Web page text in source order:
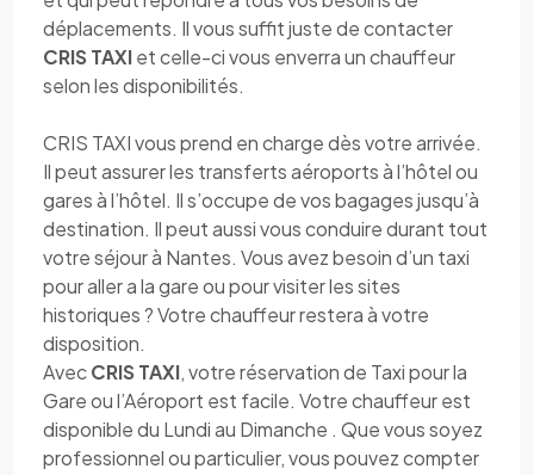
déplacements. Il vous suffit juste de contacter
CRIS TAXIet celle-ci vous enverra un chauffeur
selon les disponibilités.
CRIS TAXI vous prend en charge dès votre arrivée.
Il peut assurer les transferts aéroports à l’hôtel ou
gares à l’hôtel. Il s’occupe de vos bagages jusqu’à
destination. Il peut aussi vous conduire durant tout
votre séjour à Nantes. Vous avez besoin d’un taxi
pour aller a la gare ou pour visiter les sites
historiques ? Votre chauffeur restera à votre
disposition.
AvecCRIS TAXI, votre réservation de Taxi pour la
Gare ou l’Aéroport est facile. Votre chauffeur est
disponible du Lundi au Dimanche . Que vous soyez
professionnel ou particulier, vous pouvez compter